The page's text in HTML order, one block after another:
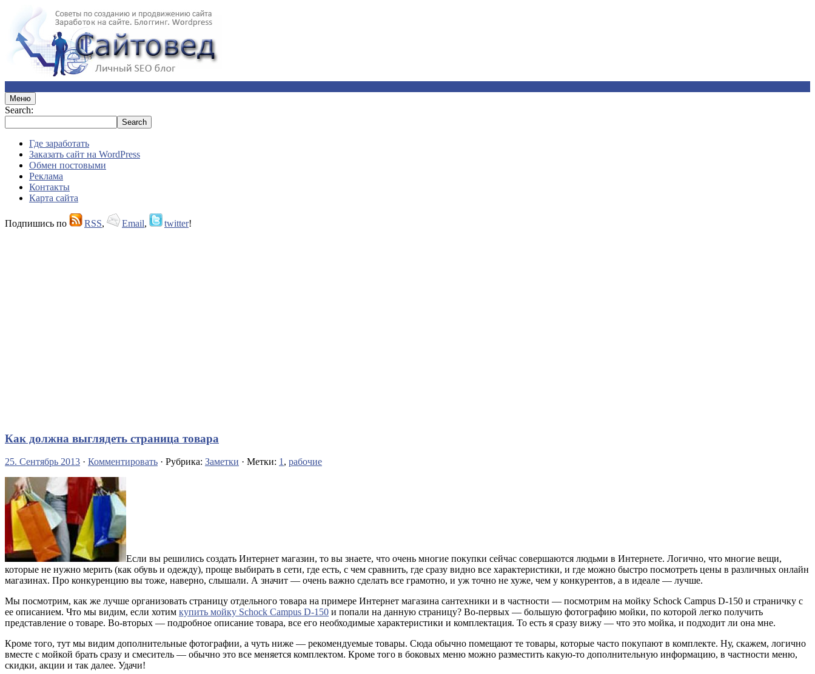
Меню
Search:
Где заработать
Заказать сайт на WordPress
Обмен постовыми
Реклама
Контакты
Карта сайта
Подпишись по RSS, Email, twitter!
Как должна выглядеть страница товара
25. Сентябрь 2013 · Комментировать · Рубрика: Заметки · Метки: 1, рабочие
Если вы решились создать Интернет магазин, то вы знаете, что очень многие покупки сейчас совершаются людьми в Интернете. Логично, что многие вещи,
которые не нужно мерить (как обувь и одежду), проще выбирать в сети, где есть, с чем сравнить, где сразу видно все характеристики, и где можно быстро посмотреть цены в различных онлайн
магазинах. Про конкуренцию вы тоже, наверно, слышали. А значит — очень важно сделать все грамотно, и уж точно не хуже, чем у конкурентов, а в идеале — лучше.
Мы посмотрим, как же лучше организовать страницу отдельного товара на примере Интернет магазина сантехники и в частности — посмотрим на мойку Schock Campus D-150 и страничку с
ее описанием. Что мы видим, если хотим купить мойку Schock Campus D-150 и попали на данную страницу? Во-первых — большую фотографию мойки, по которой легко получить
представление о товаре. Во-вторых — подробное описание товара, все его необходимые характеристики и комплектация. То есть я сразу вижу — что это мойка, и подходит ли она мне.
Кроме того, тут мы видим дополнительные фотографии, а чуть ниже — рекомендуемые товары. Сюда обычно помещают те товары, которые часто покупают в комплекте. Ну, скажем, логично
вместе с мойкой брать сразу и смеситель — обычно это все меняется комплектом. Кроме того в боковых меню можно разместить какую-то дополнительную информацию, в частности меню,
скидки, акции и так далее. Удачи!